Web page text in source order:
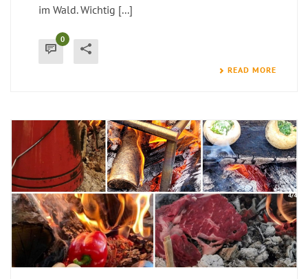
im Wald. Wichtig [...]
0
READ MORE